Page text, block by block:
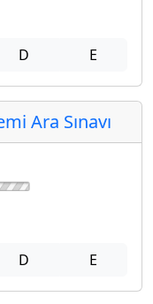
D E
Ara Sınavı
D E